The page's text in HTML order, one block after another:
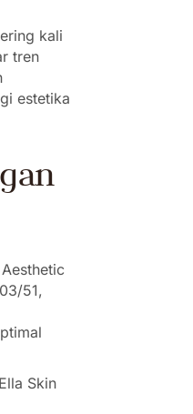
kali
tren
estetika
51,
Skin